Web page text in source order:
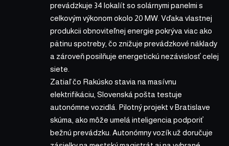
prevádzkuje 34 lokalít so solárnymi panelmi s
celkovým výkonom okolo 20 MW. Vďaka vlastnej
produkcii obnoviteľnej energie pokrýva viac ako
pätinu spotreby, čo znižuje prevádzkové náklady
a zároveň posilňuje energetickú nezávislosť celej
siete.
Zatiaľ čo Rakúsko stavia na masívnu
elektrifikáciu, Slovenská pošta testuje
autonómne vozidlá. Pilotný projekt v Bratislave
skúma, ako môže umelá inteligencia podporiť
bežnú prevádzku. Autonómny vozík už doručuje